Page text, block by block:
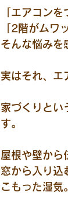
「エアコン
「2階がムワ
そんな悩みを
実はそれ、エ
家づくりとい
す。
屋根や壁から
窓から入り込
こもった湿気。